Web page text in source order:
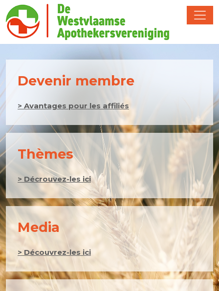
Devenir membre
> Avantages pour les affiliés
Thèmes
> Décrouvez-les ici
Media
> Découvrez-les ici